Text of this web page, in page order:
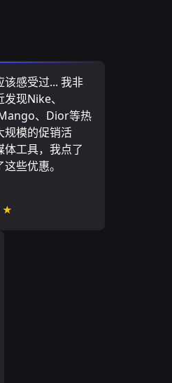
感受过... 我非
现Nike、
、Dior等热
规模的促销活
工具，我点了
些优惠。